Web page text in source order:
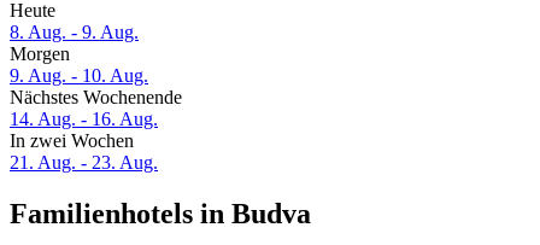
Heute
8. Aug. - 9. Aug.
Morgen
9. Aug. - 10. Aug.
Nächstes Wochenende
14. Aug. - 16. Aug.
In zwei Wochen
21. Aug. - 23. Aug.
Familienhotels in Budva